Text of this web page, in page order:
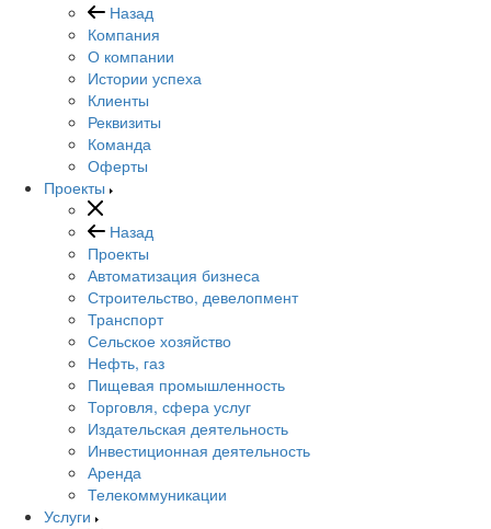
Назад
Компания
О компании
Истории успеха
Клиенты
Реквизиты
Команда
Оферты
Проекты
Назад
Проекты
Автоматизация бизнеса
Строительство, девелопмент
Транспорт
Сельское хозяйство
Нефть, газ
Пищевая промышленность
Торговля, сфера услуг
Издательская деятельность
Инвестиционная деятельность
Аренда
Телекоммуникации
Услуги